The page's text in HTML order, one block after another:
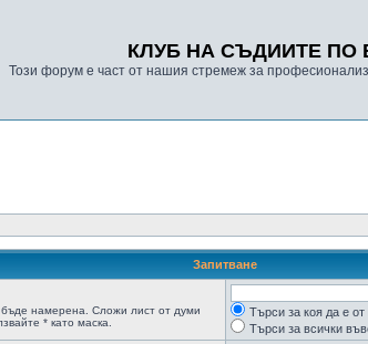
КЛУБ НА СЪДИИТЕ ПО
Този форум е част от нашия стремеж за
Запитване
намерена. Сложи лист от думи
* като маска.
Търси за коя да е
Търси за всички